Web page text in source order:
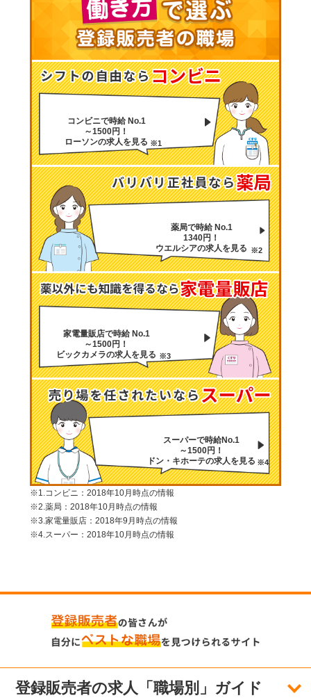
コンビニで時給 No.1
～1500円！
ローソンの求人を見る ※1
薬局で時給 No.1
1340円！
ウエルシアの求人を見る ※2
家電量販店で時給 No.1
～1500円！
ビックカメラの求人を見る ※3
スーパーで時給No.1
～1500円！
ドン・キホーテの求人を見る ※4
※1.コンビニ：2018年10月時点の情報
※2.薬局：2018年10月時点の情報
※3.家電量販店：2018年9月時点の情報
※4.スーパー：2018年10月時点の情報
登録販売者の求人「職場別」ガイド